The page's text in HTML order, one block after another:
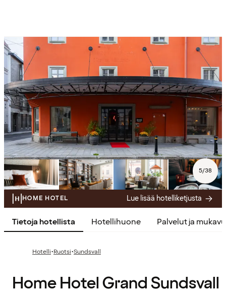
5/38
HOME HOTEL Lue lisää hotelliketjusta
Tietoja hotellista Hotellihuone Palvelut ja
Hotelli·Ruotsi·Sundsvall
Home Hotel Grand Sundsvall